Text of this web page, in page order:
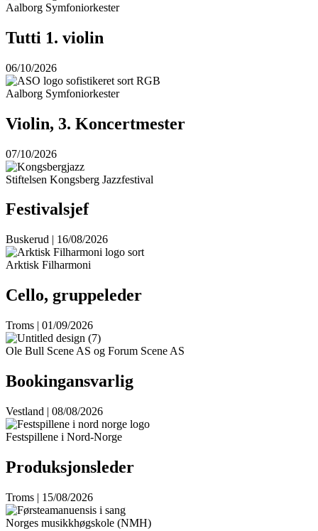
Aalborg Symfoniorkester
Tutti 1. violin
06/10/2026
Aalborg Symfoniorkester
Violin, 3. Koncertmester
07/10/2026
Stiftelsen Kongsberg Jazzfestival
Festivalsjef
Buskerud | 16/08/2026
Arktisk Filharmoni
Cello, gruppeleder
Troms | 01/09/2026
Ole Bull Scene AS og Forum Scene AS
Bookingansvarlig
Vestland | 08/08/2026
Festspillene i Nord-Norge
Produksjonsleder
Troms | 15/08/2026
Norges musikkhøgskole (NMH)